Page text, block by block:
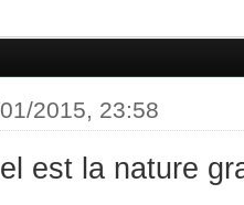
2015, 23:58
est la nature